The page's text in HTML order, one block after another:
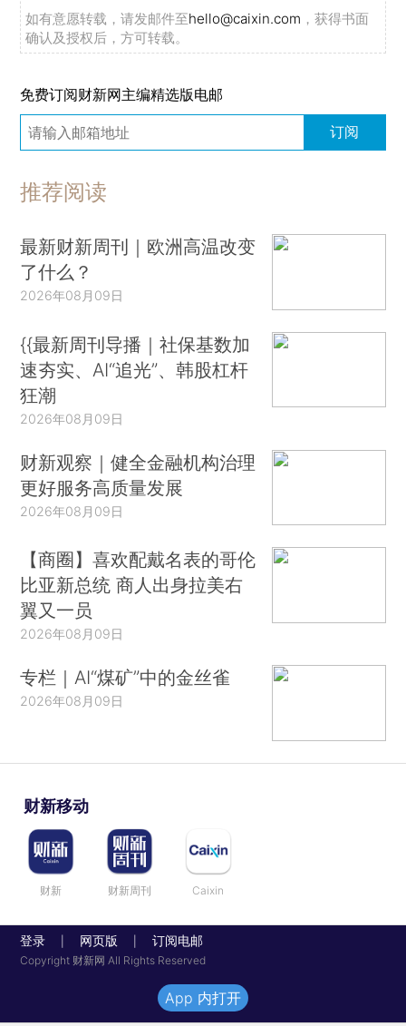
如有意愿转载，请发邮件至hello@caixin.com ，获得书面
确认及授权后，方可转载。
免费订阅财新网主编精选版电邮
订阅
推荐阅读
最新财新周刊｜欧洲高温改变
了什么？
2026年08月09日
{{最新周刊导播｜社保基数加
速夯实、AI“追光”、韩股杠杆
狂潮
2026年08月09日
财新观察｜健全金融机构治理
更好服务高质量发展
2026年08月09日
【商圈】喜欢配戴名表的哥伦
比亚新总统 商人出身拉美右
翼又一员
2026年08月09日
专栏｜AI“煤矿”中的金丝雀
2026年08月09日
财新移动
财新 财新周刊 Caixin
登录 网页版 订阅电邮
Copyright 财新网 All Rights Reserved
App 内打开